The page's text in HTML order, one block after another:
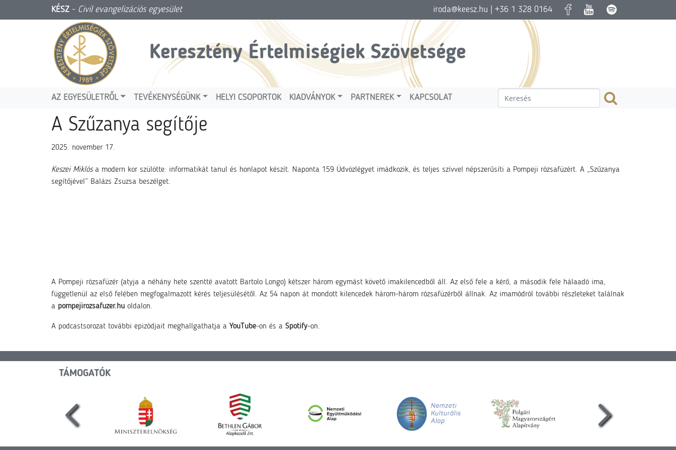
KÉSZ - Civil evangelizációs egyesület iroda@keesz.hu | +36 1 328 0164
Keresztény Értelmiségiek Szövetsége
AZ EGYESÜLETRŐL TEVÉKENYSÉGÜNK HELYI CSOPORTOK KIADVÁNYOK PARTNEREK KAPCSOLAT
A Szűzanya segítője
2025. november 17.
Keszei Miklósa modern kor szülötte: informatikát tanul és honlapot készít. Naponta 159 Üdvözlégyet imádkozik, és teljes szívvel népszerűsíti a Pompeji rózsafüzért. A „Szűzanya
segítőjével” Balázs Zsuzsa beszélget.
A Pompeji rózsafüzér (atyja a néhány hete szentté avatott Bartolo Longo) kétszer három egymást követő imakilencedből áll. Az első fele a kérő, a második fele hálaadó ima,
függetlenül az első felében megfogalmazott kérés teljesülésétől. Az 54 napon át mondott kilencedek három-három rózsafüzérből állnak. Az imamódról további részleteket találnak
a pompejirozsafuzer.hu oldalon.
A podcastsorozat további epizódjait meghallgathatja a YouTube-on és a Spotify-on.
TÁMOGATÓK